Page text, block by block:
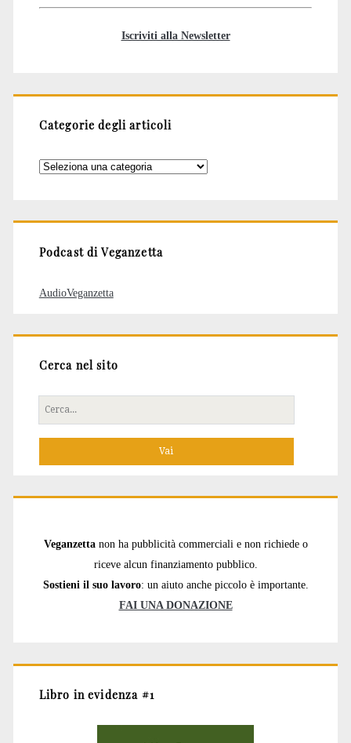
Iscriviti alla Newsletter
Categorie degli articoli
Categorie
Podcast di Veganzetta
AudioVeganzetta
Cerca nel sito
Cerca
per:
Veganzetta non ha pubblicità commerciali e non richiede o
riceve alcun finanziamento pubblico.
Sostieni il suo lavoro: un aiuto anche piccolo è importante.
FAI UNA DONAZIONE
Libro in evidenza #1